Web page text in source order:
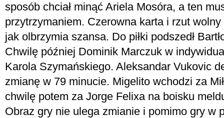
sposób chciał minąć Ariela Mosóra, a ten
przytrzymaniem. Czerowna karta i rzut
jak olbrzymia szansa. Do piłki podszedł
Chwilę później Dominik Marczuk w
Karola Szymańskiego. Aleksandar Vukovic
zmianę w 79 minucie. Migelito wchodzi za
chwilę potem za Jorge Felixa na boisku
Obraz gry nie ulega zmianie i pomimo gry w